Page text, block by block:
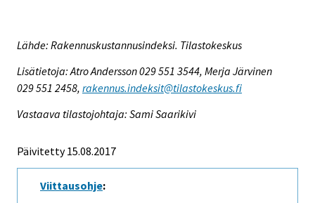
Lähde: Rakennuskustannusindeksi. Tilastokeskus
Lisätietoja: Atro Andersson 029 551 3544, Merja Järvinen
029 551 2458, rakennus.indeksit@tilastokeskus.fi
Vastaava tilastojohtaja: Sami Saarikivi
Päivitetty 15.08.2017
Viittausohje: